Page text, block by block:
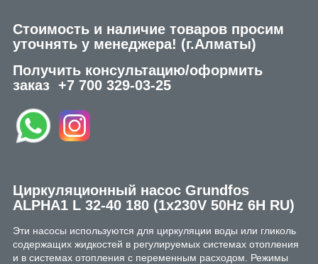
Стоимость и наличие товаров просим
уточнять у менеджера! (г.Алматы)
Получить консультацию/оформить
заказ +7 700 329-03-25
Циркуляционный насос Grundfos
ALPHA1 L 32-40 180 (1x230V 50Hz 6H RU)
Эти насосы используются для циркуляции воды или гликоль
содержащих жидкостей в регулируемых системах отопления
и в системах отопления с переменным расходом. Режимы